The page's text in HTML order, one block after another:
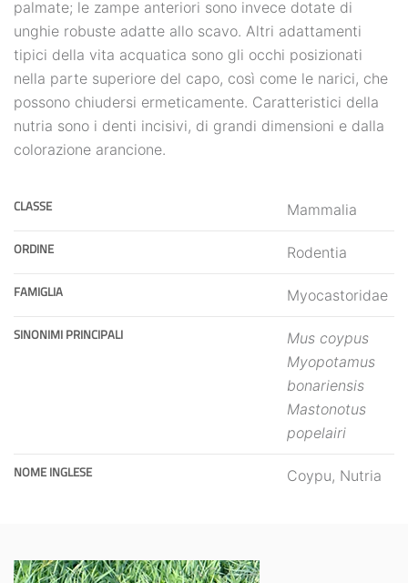
palmate; le zampe anteriori sono invece dotate di
unghie robuste adatte allo scavo. Altri adattamenti
tipici della vita acquatica sono gli occhi posizionati
nella parte superiore del capo, così come le narici, che
possono chiudersi ermeticamente. Caratteristici della
nutria sono i denti incisivi, di grandi dimensioni e dalla
colorazione arancione.
CLASSE Mammalia
ORDINE Rodentia
FAMIGLIA Myocastoridae
SINONIMI PRINCIPALI
Mus coypus
Myopotamus
bonariensis
Mastonotus
popelairi
NOME INGLESE Coypu, Nutria